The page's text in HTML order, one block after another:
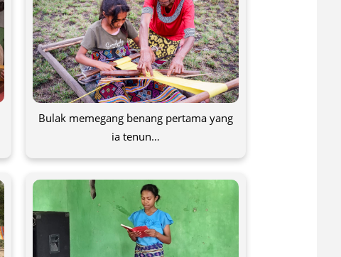
Bulak memegang benang pertama yang
ia tenun…